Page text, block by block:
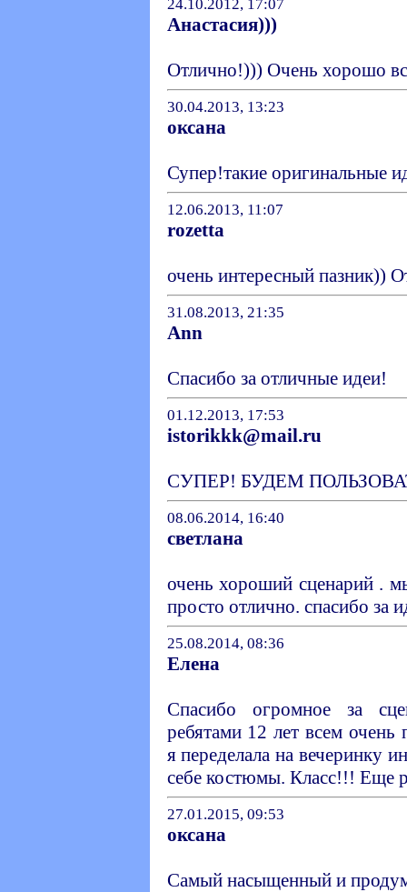
24.10.2012, 17:07
Анастасия)))
Отлично!))) Очень хорошо
30.04.2013, 13:23
оксана
Супер!такие оригинальные
12.06.2013, 11:07
rozetta
очень интересный пазник))
31.08.2013, 21:35
Ann
Спасибо за отличные идеи!
01.12.2013, 17:53
istorikkk@mail.ru
СУПЕР! БУДЕМ
08.06.2014, 16:40
светлана
очень хороший сценарий .
просто отлично. спасибо за
25.08.2014, 08:36
Елена
Спасибо огромное за
ребятами 12 лет всем
я переделала на вечеринку
себе костюмы. Класс!!! Еще
27.01.2015, 09:53
оксана
Самый насыщенный и